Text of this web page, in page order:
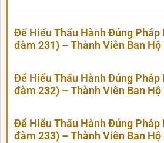
Để Hiểu Thấu Hành Đúng Pháp
đàm 231) – Thành Viên Ban
Để Hiểu Thấu Hành Đúng Pháp
đàm 232) – Thành Viên Ban
Để Hiểu Thấu Hành Đúng Pháp
đàm 233) – Thành Viên Ban Hộ